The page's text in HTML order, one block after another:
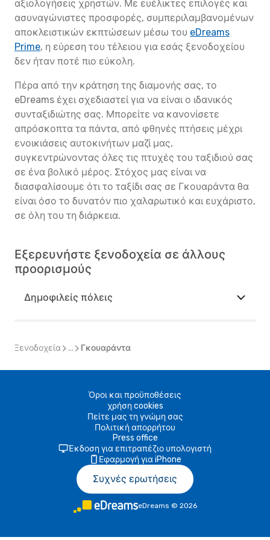
αξιολογήσεις χρηστών. Με ευέλικτες επιλογές και
ασυναγώνιστες προσφορές, συμπεριλαμβανομένων
αποκλειστικών εκπτώσεων μέσω του eDreams
Prime, η εύρεση του τέλειου για εσάς ξενοδοχείου
δεν ήταν ποτέ πιο εύκολη.
Πέρα από την κράτηση της διαμονής σας, το
eDreams έχει σχεδιαστεί για να είναι ο ιδανικός
συνταξιδιώτης σας. Μπορείτε να κανονίσετε
απρόσκοπτα τα πάντα, από φθηνές πτήσεις μέχρι
ενοικιάσεις αυτοκινήτων μαζί μας,
συγκεντρώνοντας όλες τις πτυχές του ταξιδιού σας
σε ένα βολικό μέρος. Στόχος μας είναι να
διασφαλίσουμε ότι το ταξίδι σας σε Γκουαράντα θα
είναι όσο το δυνατόν πιο χαλαρωτικό και ευχάριστο,
σε όλη του τη διάρκεια.
Εξερευνήστε ξενοδοχεία σε άλλους
προορισμούς
Δημοφιλείς πόλεις
Ξενοδοχεία ... Γκουαράντα
Όροι και προϋποθέσεις
χρήση cookies
Πείτε μας τη γνώμη σας
Πολιτική απορρήτου
Press office
Έκδοση για επιτραπέζιο υπολογιστή
Εφαρμογή για iPhone
Συχνές ερωτήσεις
eDreams © 2026